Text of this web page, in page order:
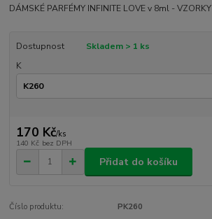
DÁMSKÉ PARFÉMY INFINITE LOVE v 8ml - VZORKY
Dostupnost
Skladem > 1 ks
K
170 Kč/ks
140 Kč bez DPH
Přidat do košíku
Číslo produktu: PK260